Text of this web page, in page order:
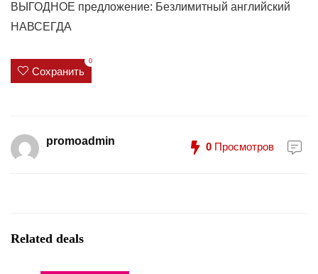
ВЫГОДНОЕ предложение: Безлимитный английский
НАВСЕГДА
Сохранить
0
promoadmin 0 Просмотров
Related deals